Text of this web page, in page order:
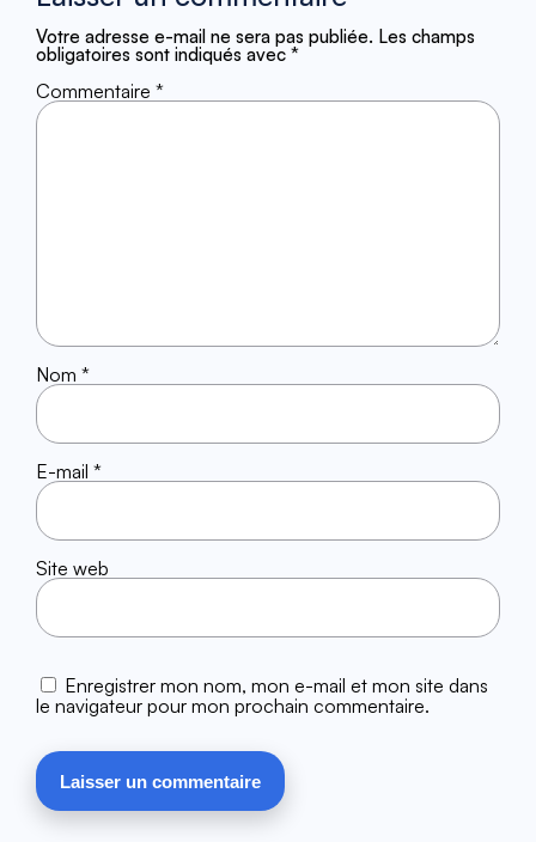
Votre adresse e-mail ne sera pas publiée. Les champs
obligatoires sont indiqués avec *
Commentaire *
Nom *
E-mail *
Site web
Enregistrer mon nom, mon e-mail et mon site dans
le navigateur pour mon prochain commentaire.